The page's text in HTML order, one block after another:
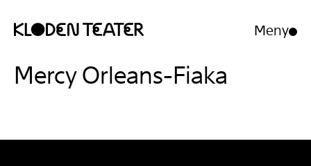
Hopp
innhold
Hopp
navigasjon
Meny
Åpne/
Mercy Orleans-Fiaka